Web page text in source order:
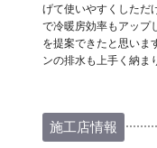
げて使いやすくしただ
で冷暖房効率もアップ
を提案できたと思いま
ンの排水も上手く納ま
施工店情報